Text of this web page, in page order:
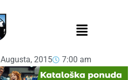
2015 7:00 am